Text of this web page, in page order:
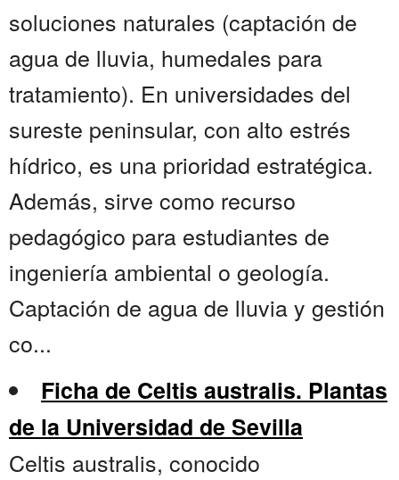
soluciones naturales (captación de
agua de lluvia, humedales para
tratamiento). En universidades del
sureste peninsular, con alto estrés
hídrico, es una prioridad estratégica.
Además, sirve como recurso
pedagógico para estudiantes de
ingeniería ambiental o geología.
Captación de agua de lluvia y gestión
co...
Ficha de Celtis australis. Plantas
de la Universidad de Sevilla
Celtis australis, conocido